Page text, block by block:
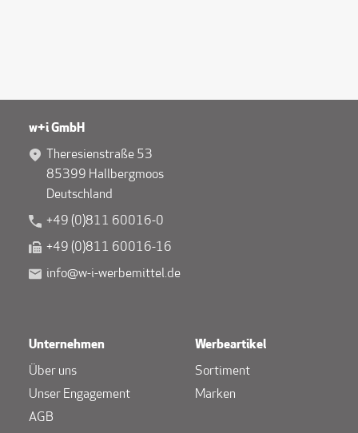
w+i GmbH
Theresienstraße 53
85399 Hallbergmoos
Deutschland
+49 (0)811 60016-0
+49 (0)811 60016-16
info@w-i-werbemittel.de
Unternehmen
Über uns
Unser Engagement
AGB
Werbeartikel
Sortiment
Marken